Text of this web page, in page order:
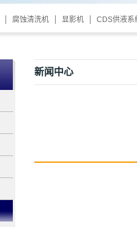
腐蚀清洗机 显影机 CDS供液系
新闻中心